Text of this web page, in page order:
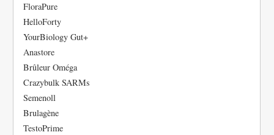
FloraPure
HelloForty
YourBiology Gut+
Anastore
Brûleur Oméga
Crazybulk SARMs
Semenoll
Brulagène
TestoPrime